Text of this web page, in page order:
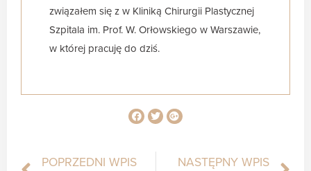
związałem się z w Kliniką Chirurgii Plastycznej
Szpitala im. Prof. W. Orłowskiego w Warszawie,
w której pracuję do dziś.
POPRZEDNI WPIS NASTĘPNY WPIS